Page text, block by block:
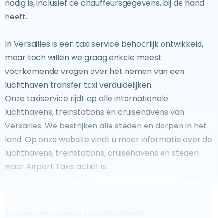
nodig is, inclusief de chauffeursgegevens, bij de hand
heeft.
In Versailles is een taxi service behoorlijk ontwikkeld,
maar toch willen we graag enkele meest
voorkomende vragen over het nemen van een
luchthaven transfer taxi verduidelijken.
Onze taxiservice rijdt op alle internationale
luchthavens, treinstations en cruisehavens van
Versailles. We bestrijken alle steden en dorpen in het
land. Op onze website vindt u meer informatie over de
luchthavens, treinstations, cruisehavens en steden
waar Airport Taxis actief is.